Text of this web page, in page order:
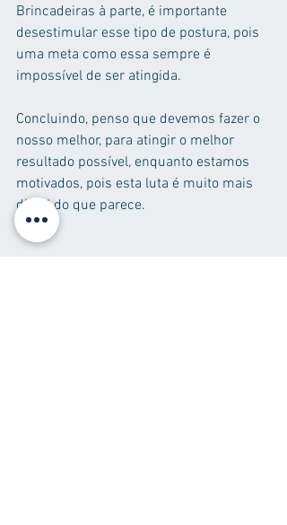
Brincadeiras à parte, é importante
desestimular esse tipo de postura, pois
uma meta como essa sempre é
impossível de ser atingida.
Concluindo, penso que devemos fazer o
nosso melhor, para atingir o melhor
resultado possível, enquanto estamos
motivados, pois esta luta é muito mais
difícil do que parece.